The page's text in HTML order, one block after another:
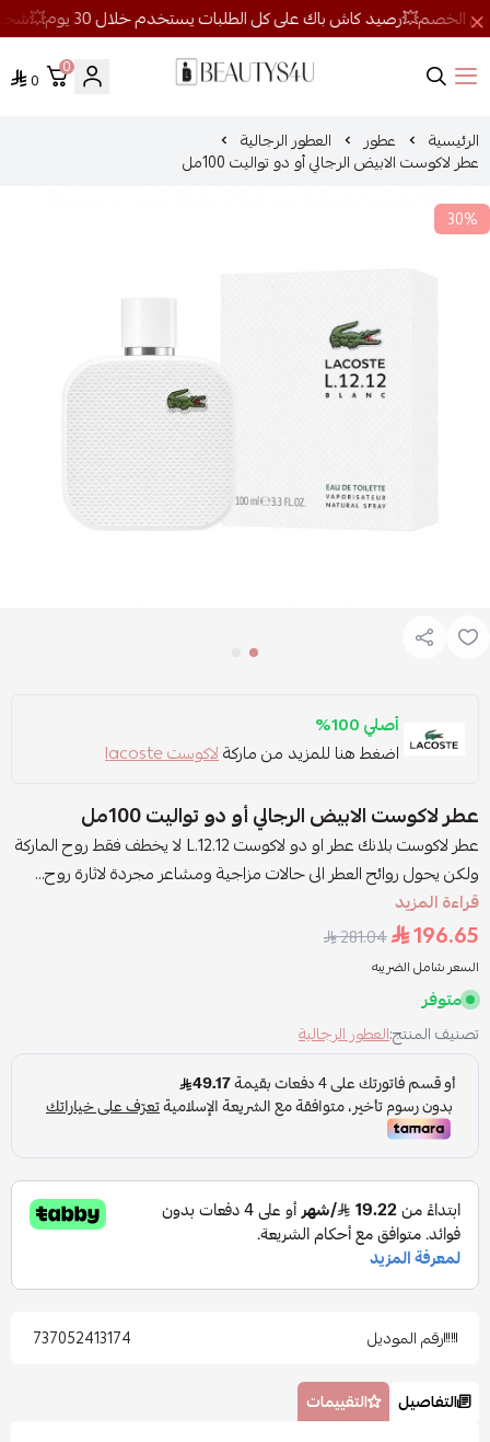
روائح الجمال
0
0
الرئيسية عطور العطور الرجالية
عطر لاكوست الابيض الرجالي أو دو تواليت 100مل
30%
أصلي 100%
اضغط هنا للمزيد من ماركةلاكوست lacoste
عطر لاكوست الابيض الرجالي أو دو تواليت 100مل
عطر لاكوست بلانك عطر او دو لاكوست L.12.12 لا يخطف فقط روح الماركة
ولكن يحول روائح العطر الى حالات مزاجية ومشاعر مجردة لاثارة روح...
قراءة المزيد
196.65
281.04
السعر شامل الضريبه
متوفر
تصنيف المنتج:العطور الرجالية
رقم الموديل 737052413174
التفاصيل التقييمات